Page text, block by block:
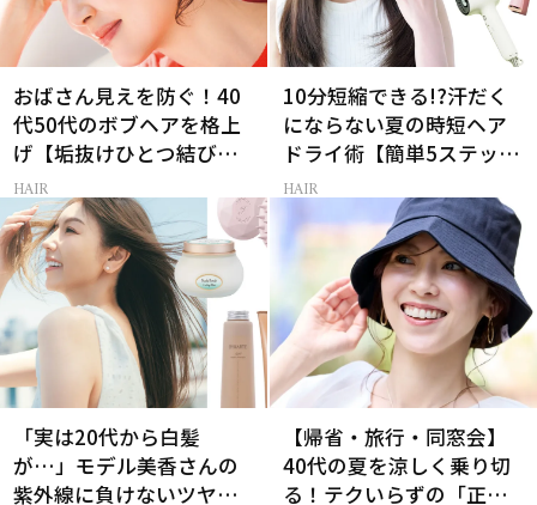
おばさん見えを防ぐ！40
代50代のボブヘアを格上
げ【垢抜けひとつ結び】
のルール
HAIR
10分短縮できる!?汗だく
にならない夏の時短ヘア
ドライ術【簡単5ステッ
プ】
HAIR
「実は20代から白髪
が…」モデル美香さんの
紫外線に負けないツヤ美
【帰省・旅行・同窓会】
40代の夏を涼しく乗り切
る！テクいらずの「正解